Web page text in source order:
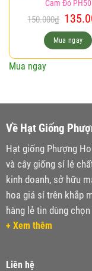
Cam Đỏ PH50
150.000₫ Giá
gốc
là:
Mua ngay
Mua ngay
Về Hạt Giống
Hạt giống Phượng
và cây giống sỉ lẻ
kinh doanh, sở hữu
hoa giá sỉ trên khắp
hàng lẻ tin dùng
+ Xem thêm
Liên hệ